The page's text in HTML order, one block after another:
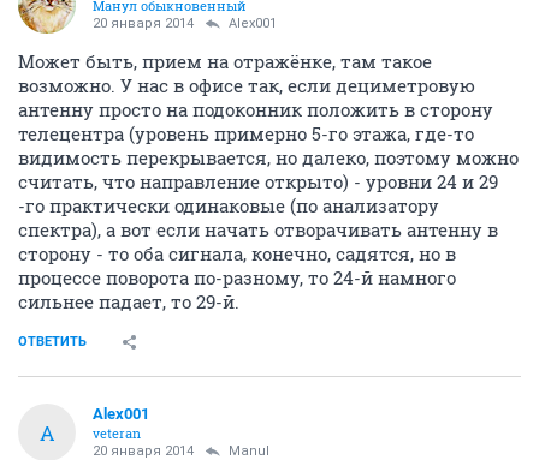
Манул обыкновенный
20 января 2014 Alex001
Может быть, прием на отражёнке, там такое
возможно. У нас в офисе так, если дециметровую
антенну просто на подоконник положить в сторону
телецентра (уровень примерно 5-го этажа, где-то
видимость перекрывается, но далеко, поэтому можно
считать, что направление открыто) - уровни 24 и 29
-го практически одинаковые (по анализатору
спектра), а вот если начать отворачивать антенну в
сторону - то оба сигнала, конечно, садятся, но в
процессе поворота по-разному, то 24-й намного
сильнее падает, то 29-й.
ОТВЕТИТЬ
A
Alex001
veteran
20 января 2014 Manul